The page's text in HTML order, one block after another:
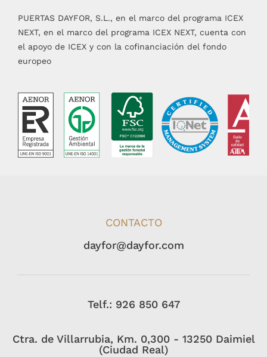
PUERTAS DAYFOR, S.L., en el marco del programa ICEX
NEXT, en el marco del programa ICEX NEXT, cuenta con
el apoyo de ICEX y con la cofinanciación del fondo
europeo
CONTACTO
dayfor@dayfor.com
Telf.: 926 850 647
Ctra. de Villarrubia, Km. 0,300 - 13250 Daimiel
(Ciudad Real)